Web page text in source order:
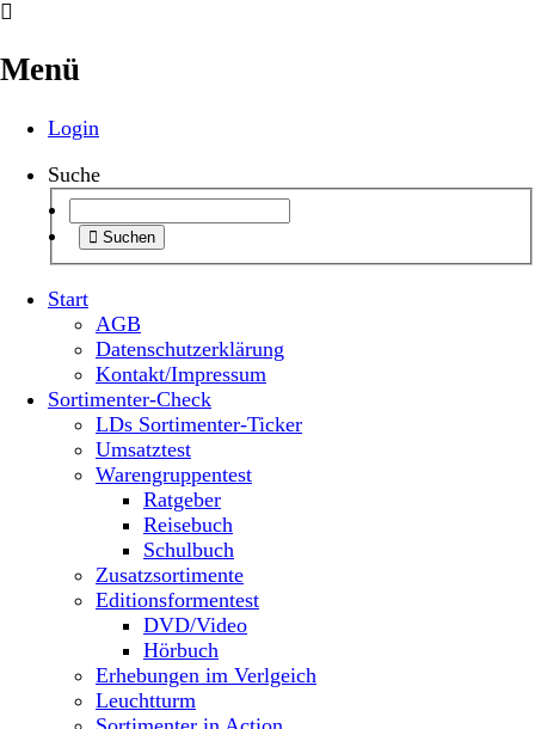
Menü
Login
Suche
Suchen
Start
AGB
Datenschutzerklärung
Kontakt/Impressum
Sortimenter-Check
LDs Sortimenter-Ticker
Umsatztest
Warengruppentest
Ratgeber
Reisebuch
Schulbuch
Zusatzsortimente
Editionsformentest
DVD/Video
Hörbuch
Erhebungen im Verlgeich
Leuchtturm